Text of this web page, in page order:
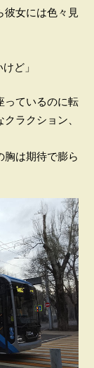
彼女には色々見
ど」
っているのに転
ラクション、
胸は期待で膨ら